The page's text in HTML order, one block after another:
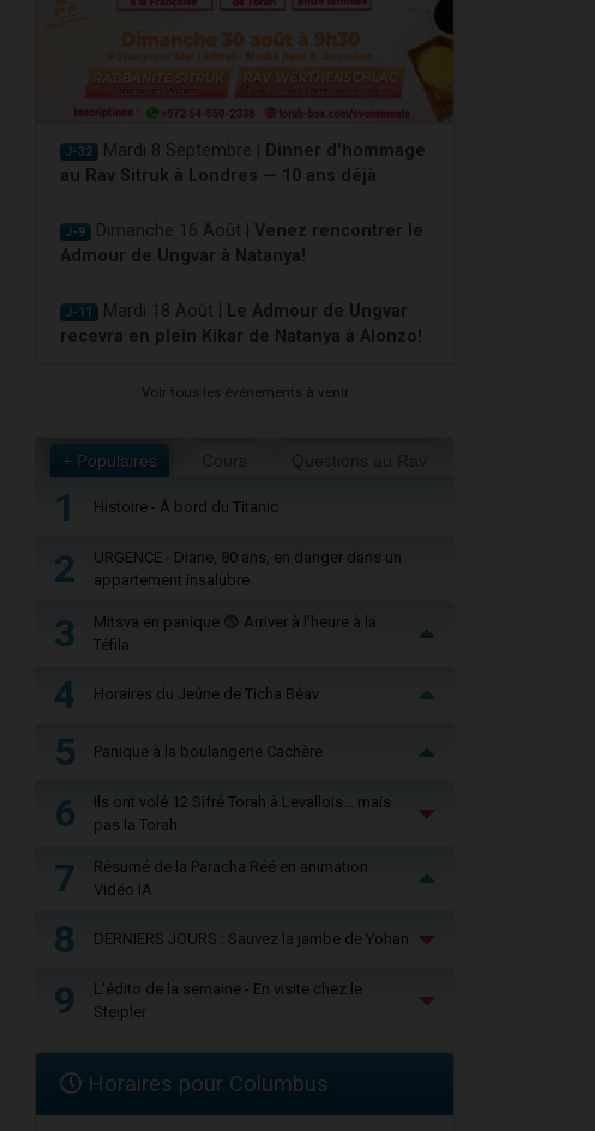
J-32 Mardi 8 Septembre |
Dinner d'hommage
au Rav Sitruk à Londres — 10 ans déjà
J-9 Dimanche 16 Août | Venez rencontrer le
Admour de Ungvar à Natanya!
J-11 Mardi 18 Août |
Le Admour de Ungvar
recevra en plein Kikar de Natanya à Alonzo!
Voir tous les événements à venir
+ Populaires
1 Histoire - À bord du Titanic
2
URGENCE - Diane, 80 ans, en danger dans un
appartement insalubre
3
Mitsva en panique 😨 Arriver à l'heure à la
Téfila
4 Horaires du Jeûne de Ticha Béav
5 Panique à la boulangerie Cachère
6
Ils ont volé 12 Sifré Torah à Levallois… mais
pas la Torah
7
Résumé de la Paracha Réé en animation
Vidéo IA
8 DERNIERS JOURS : Sauvez la jambe de Yohan
9
L'édito de la semaine - En visite chez le
Steipler
Horaires pour Columbus